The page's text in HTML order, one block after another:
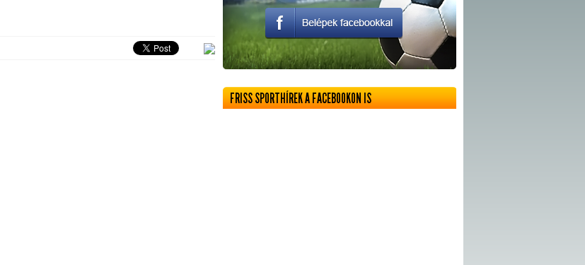
FRISS SPORTHÍREK A FACEBOOKON IS